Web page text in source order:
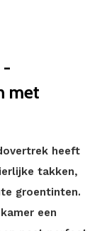
-
met
heeft
takken,
groentinten.
een